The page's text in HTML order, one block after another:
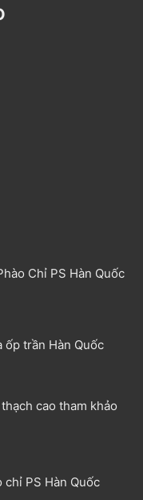
Chỉ PS Hàn Quốc
ốp trần Hàn Quốc
cao tham khảo
chỉ PS Hàn Quốc